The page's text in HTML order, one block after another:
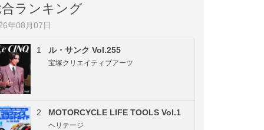
ランキング
年08月07日
1 ル・サンク Vol.255
宝塚クリエイティブアーツ
2 MOTORCYCLE LIFE TOOLS Vol.1
ヘリテージ